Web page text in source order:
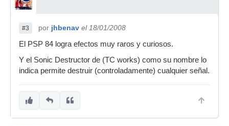
#3 por jhbenav el 18/01/2008
El PSP 84 logra efectos muy raros y curiosos.
Y el Sonic Destructor de (TC works) como su nombre lo
indica permite destruir (controladamente) cualquier señal.